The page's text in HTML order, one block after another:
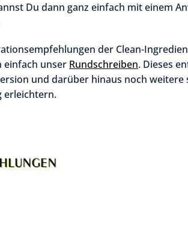
Du dann ganz einfach mit einem
der Clean-
einfach unser Rundschreiben. Dieses
und darüber hinaus noch weitere
erleichtern.